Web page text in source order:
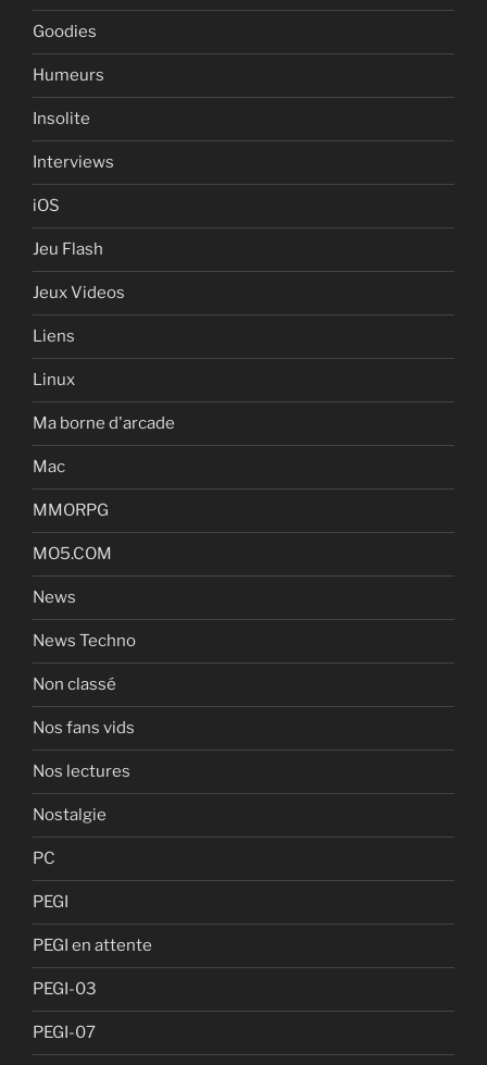
Goodies
Humeurs
Insolite
Interviews
iOS
Jeu Flash
Jeux Videos
Liens
Linux
Ma borne d'arcade
Mac
MMORPG
MO5.COM
News
News Techno
Non classé
Nos fans vids
Nos lectures
Nostalgie
PC
PEGI
PEGI en attente
PEGI-03
PEGI-07